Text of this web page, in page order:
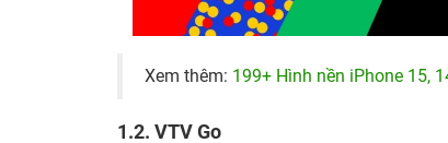
Xem thêm: 199+ Hình nền iPhone 15,
1.2. VTV Go